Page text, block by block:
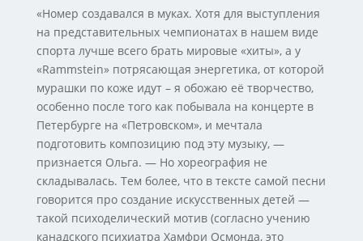
«Номер создавался в муках. Хотя для выступления
на представительных чемпионатах в нашем виде
спорта лучше всего брать мировые «хиты», а у
«Rammstein» потрясающая энергетика, от которой
мурашки по коже идут – я обожаю её творчество,
особенно после того как побывала на концерте в
Петербурге на «Петровском», и мечтала
подготовить композицию под эту музыку, —
признается Ольга. — Но хореография не
складывалась. Тем более, что в тексте самой песни
говорится про создание искусственных детей —
такой психоделический мотив (согласно учению
канадского психиатра Хамфри Осмонда, это